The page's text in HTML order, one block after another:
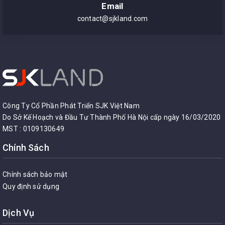
Email
contact@sjkland.com
Công Ty Cổ Phần Phát Triển SJK Việt Nam
Do Sở Kế Hoạch và Đầu Tư Thành Phố Hà Nội cấp ngày 16/03/2020
MST : 0109130649
Chính Sách
Chính sách bảo mật
Quy định sử dụng
Dịch Vụ